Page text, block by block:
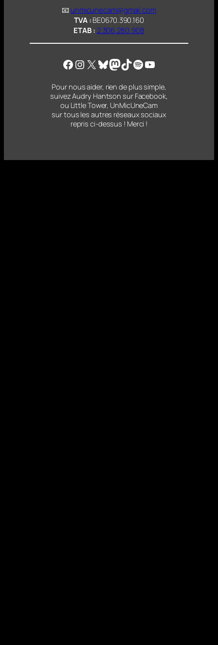
📧 unmicunecam@gmail.com
TVA :BE0670.390.160
ETAB :2.306.280.908
Facebook
Instagram
X Bluesky
Mastodon
TikTok
Spotify
YouTube
Pour nous aider, rien de plus simple,
suivez Audry Hantson sur Facebook,
ou Little Tower, UnMicUneCam
sur tous les autres réseaux sociaux
repris ci-dessus ! Merci !